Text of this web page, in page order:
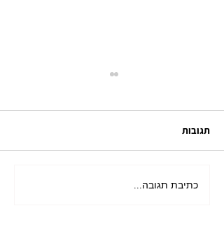
מאורגן ליפן בשלכת בהדרכת
תגובות
כתיבת תגובה...